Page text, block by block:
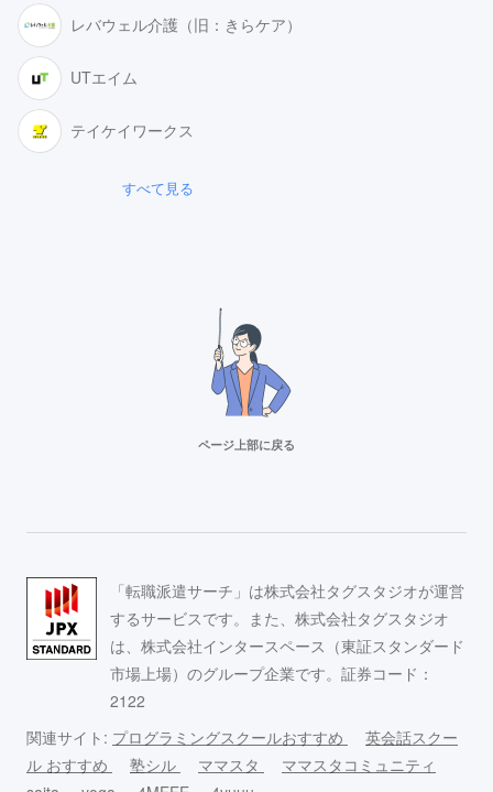
事務求人が豊富！
スタッフサービス
求人数16万件以上の派遣会社！
レバウェル介護（旧：きらケア）
UTエイム
テイケイワークス
すべて見る
ページ上部に戻る
「転職派遣サーチ」は株式会社タグスタジオが運営
するサービスです。また、株式会社タグスタジオ
は、株式会社インタースペース（東証スタンダード
市場上場）のグループ企業です。証券コード：
2122
関連サイト: プログラミングスクールおすすめ
英会話スクー
ル おすすめ
塾シル ママスタ
ママスタコミュニティ